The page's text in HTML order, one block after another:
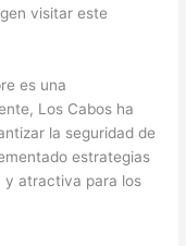
visitar este
es una
Los Cabos ha
la seguridad de
estrategias
y atractiva para los